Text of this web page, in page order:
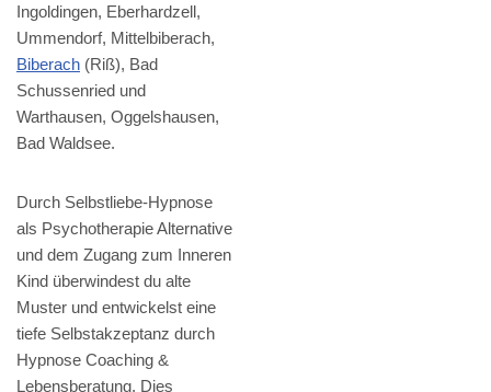
Ingoldingen, Eberhardzell,
Ummendorf, Mittelbiberach,
Biberach (Riß), Bad
Schussenried und
Warthausen, Oggelshausen,
Bad Waldsee.
Durch Selbstliebe-Hypnose
als Psychotherapie Alternative
und dem Zugang zum Inneren
Kind überwindest du alte
Muster und entwickelst eine
tiefe Selbstakzeptanz durch
Hypnose Coaching &
Lebensberatung. Dies